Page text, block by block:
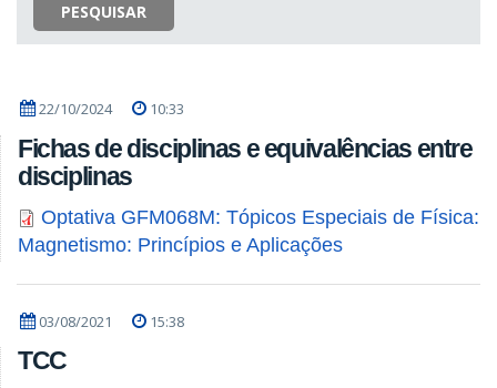
PESQUISAR
22/10/2024 10:33
Fichas de disciplinas e equivalências entre
disciplinas
Optativa GFM068M: Tópicos Especiais de Física:
Magnetismo: Princípios e Aplicações
03/08/2021 15:38
TCC